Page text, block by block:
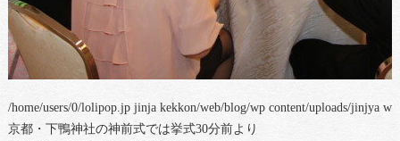
/home/users/0/lolipop.jp jinja kekkon/web/blog/wp content/uploads/jinjya
京都・下鴨神社の神前式では挙式30分前より